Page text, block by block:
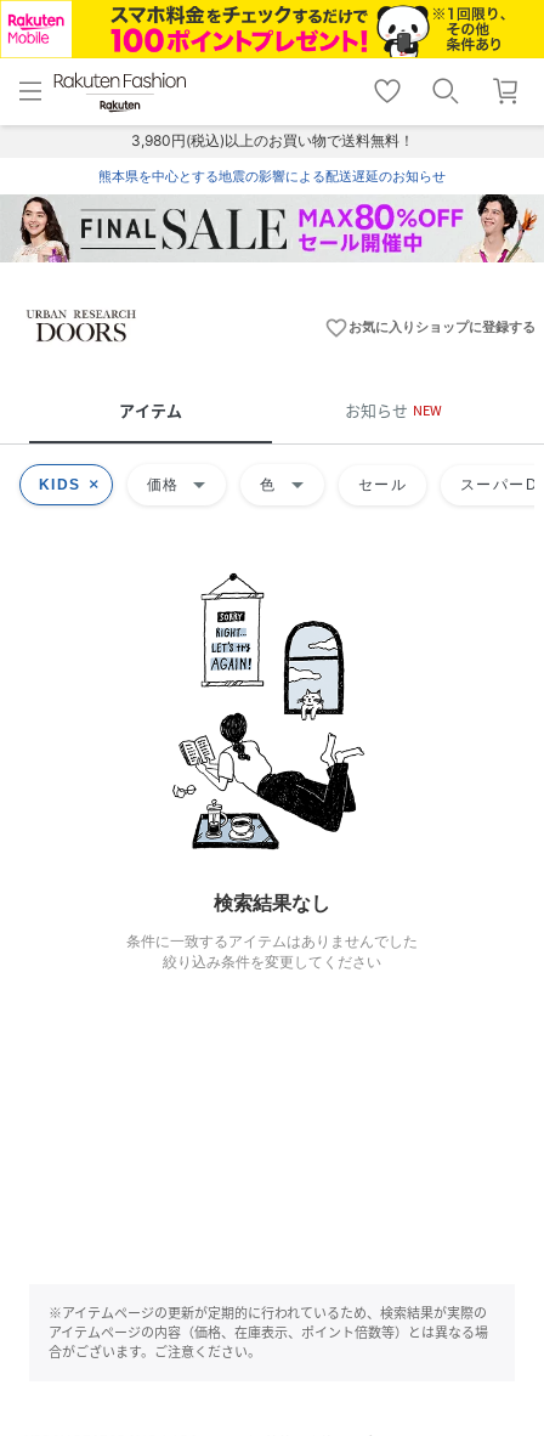
menu home
トップ
shopping_cart lock_outline
ログイン
3,980円(税込)以上のお買い物で送料無料！
熊本県を中心とする地震の影響による配送遅延のお知らせ
favorite_borderお気に入りショップに登録する
アイテム お知らせ NEW
KIDS 価格 arrow_drop_down 色 arrow_drop_down セール スーパー
検索結果なし
条件に一致するアイテムはありませんでした
絞り込み条件を変更してください
※アイテムページの更新が定期的に行われているため、検索結果が実際の
アイテムページの内容（価格、在庫表示、ポイント倍数等）とは異なる場
合がございます。ご注意ください。